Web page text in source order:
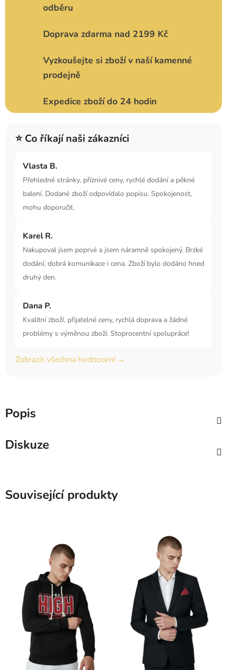
odběru
Doprava zdarma nad 2199 Kč
Vyzkoušejte si zboží v naší kamenné
prodejně
Expedice zboží do 24 hodin
⭐ Co říkají naši zákazníci
Vlasta B.
Přehledné stránky, příznivé ceny, rychlé dodání a pěkné
balení. Dodané zboží odpovídalo popisu. Spokojenost,
mohu doporučit.
Karel R.
Nakupoval jsem poprvé a jsem náramně spokojený. Brzké
dodání, dobrá komunikace i cena. Zboží bylo dodáno hned
druhý den.
Dana P.
Kvalitní zboží, přijatelné ceny, rychlá doprava a žádné
problémy s výměnou zboží. Stoprocentní spolupráce!
Zobrazit všechna hodnocení →
Popis
Diskuze
Související produkty